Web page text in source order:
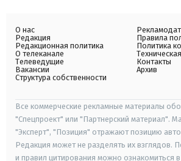
О нас
Редакция
Редакционная политика
О телеканале
Телеведущие
Вакансии
Структура собственности
Правила
Политика
Контакты
Архив
Все коммерческие рекламные материалы
"Спецпроект" или "Партнерский материал".
"Эксперт", "Позиция" отражают позицию
Редакция может не разделять их взглядов.
и правил цитирования можно ознакомиться